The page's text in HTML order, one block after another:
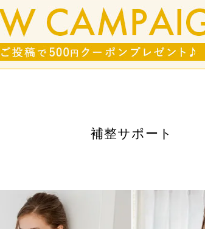
補整サポート